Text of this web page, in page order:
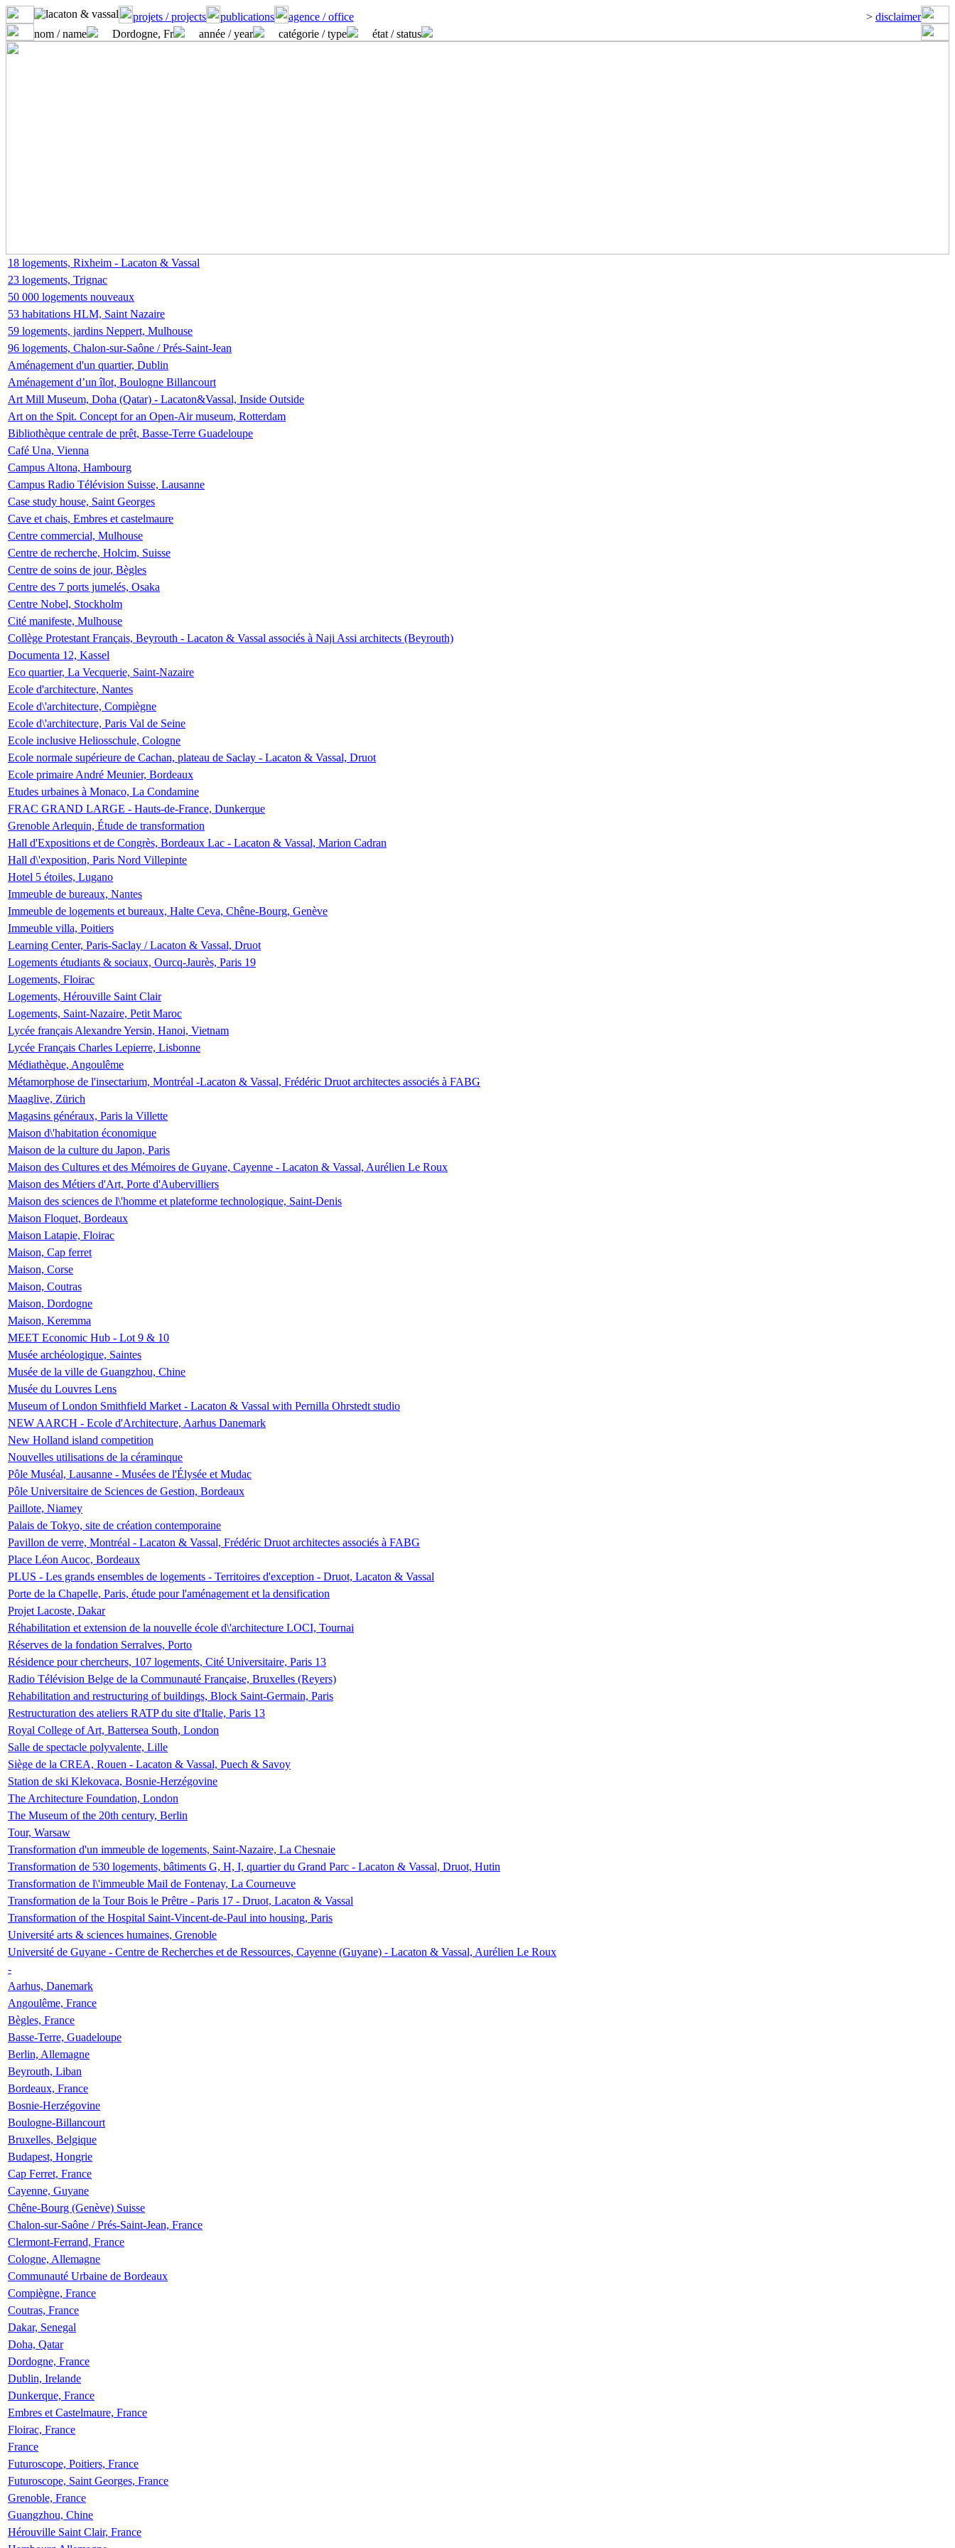
projets / projects publications agence / office > disclaimer
nom / name
Dordogne, Fr année / year catégorie / type état / status
18 logements, Rixheim - Lacaton & Vassal
23 logements, Trignac
50 000 logements nouveaux
53 habitations HLM, Saint Nazaire
59 logements, jardins Neppert, Mulhouse
96 logements, Chalon-sur-Saône / Prés-Saint-Jean
Aménagement d'un quartier, Dublin
Aménagement d’un îlot, Boulogne Billancourt
Art Mill Museum, Doha (Qatar) - Lacaton&Vassal, Inside Outside
Art on the Spit. Concept for an Open-Air museum, Rotterdam
Bibliothèque centrale de prêt, Basse-Terre Guadeloupe
Café Una, Vienna
Campus Altona, Hambourg
Campus Radio Télévision Suisse, Lausanne
Case study house, Saint Georges
Cave et chais, Embres et castelmaure
Centre commercial, Mulhouse
Centre de recherche, Holcim, Suisse
Centre de soins de jour, Bègles
Centre des 7 ports jumelés, Osaka
Centre Nobel, Stockholm
Cité manifeste, Mulhouse
Collège Protestant Français, Beyrouth - Lacaton & Vassal associés à Naji Assi architects (Beyrouth)
Documenta 12, Kassel
Eco quartier, La Vecquerie, Saint-Nazaire
Ecole d'architecture, Nantes
Ecole d\'architecture, Compiègne
Ecole d\'architecture, Paris Val de Seine
Ecole inclusive Heliosschule, Cologne
Ecole normale supérieure de Cachan, plateau de Saclay - Lacaton & Vassal, Druot
Ecole primaire André Meunier, Bordeaux
Etudes urbaines à Monaco, La Condamine
FRAC GRAND LARGE - Hauts-de-France, Dunkerque
Grenoble Arlequin, Étude de transformation
Hall d'Expositions et de Congrès, Bordeaux Lac - Lacaton & Vassal, Marion Cadran
Hall d\'exposition, Paris Nord Villepinte
Hotel 5 étoiles, Lugano
Immeuble de bureaux, Nantes
Immeuble de logements et bureaux, Halte Ceva, Chêne-Bourg, Genève
Immeuble villa, Poitiers
Learning Center, Paris-Saclay / Lacaton & Vassal, Druot
Logements étudiants & sociaux, Ourcq-Jaurès, Paris 19
Logements, Floirac
Logements, Hérouville Saint Clair
Logements, Saint-Nazaire, Petit Maroc
Lycée français Alexandre Yersin, Hanoi, Vietnam
Lycée Français Charles Lepierre, Lisbonne
Médiathèque, Angoulême
Métamorphose de l'insectarium, Montréal -Lacaton & Vassal, Frédéric Druot architectes associés à FABG
Maaglive, Zürich
Magasins généraux, Paris la Villette
Maison d\'habitation économique
Maison de la culture du Japon, Paris
Maison des Cultures et des Mémoires de Guyane, Cayenne - Lacaton & Vassal, Aurélien Le Roux
Maison des Métiers d'Art, Porte d'Aubervilliers
Maison des sciences de l\'homme et plateforme technologique, Saint-Denis
Maison Floquet, Bordeaux
Maison Latapie, Floirac
Maison, Cap ferret
Maison, Corse
Maison, Coutras
Maison, Dordogne
Maison, Keremma
MEET Economic Hub - Lot 9 & 10
Musée archéologique, Saintes
Musée de la ville de Guangzhou, Chine
Musée du Louvres Lens
Museum of London Smithfield Market - Lacaton & Vassal with Pernilla Ohrstedt studio
NEW AARCH - Ecole d'Architecture, Aarhus Danemark
New Holland island competition
Nouvelles utilisations de la céraminque
Pôle Muséal, Lausanne - Musées de l'Élysée et Mudac
Pôle Universitaire de Sciences de Gestion, Bordeaux
Paillote, Niamey
Palais de Tokyo, site de création contemporaine
Pavillon de verre, Montréal - Lacaton & Vassal, Frédéric Druot architectes associés à FABG
Place Léon Aucoc, Bordeaux
PLUS - Les grands ensembles de logements - Territoires d'exception - Druot, Lacaton & Vassal
Porte de la Chapelle, Paris, étude pour l'aménagement et la densification
Projet Lacoste, Dakar
Réhabilitation et extension de la nouvelle école d\'architecture LOCI, Tournai
Réserves de la fondation Serralves, Porto
Résidence pour chercheurs, 107 logements, Cité Universitaire, Paris 13
Radio Télévision Belge de la Communauté Française, Bruxelles (Reyers)
Rehabilitation and restructuring of buildings, Block Saint-Germain, Paris
Restructuration des ateliers RATP du site d'Italie, Paris 13
Royal College of Art, Battersea South, London
Salle de spectacle polyvalente, Lille
Siège de la CREA, Rouen - Lacaton & Vassal, Puech & Savoy
Station de ski Klekovaca, Bosnie-Herzégovine
The Architecture Foundation, London
The Museum of the 20th century, Berlin
Tour, Warsaw
Transformation d'un immeuble de logements, Saint-Nazaire, La Chesnaie
Transformation de 530 logements, bâtiments G, H, I, quartier du Grand Parc - Lacaton & Vassal, Druot, Hutin
Transformation de l\'immeuble Mail de Fontenay, La Courneuve
Transformation de la Tour Bois le Prêtre - Paris 17 - Druot, Lacaton & Vassal
Transformation of the Hospital Saint-Vincent-de-Paul into housing, Paris
Université arts & sciences humaines, Grenoble
Université de Guyane - Centre de Recherches et de Ressources, Cayenne (Guyane) - Lacaton & Vassal, Aurélien Le Roux
-
Aarhus, Danemark
Angoulême, France
Bègles, France
Basse-Terre, Guadeloupe
Berlin, Allemagne
Beyrouth, Liban
Bordeaux, France
Bosnie-Herzégovine
Boulogne-Billancourt
Bruxelles, Belgique
Budapest, Hongrie
Cap Ferret, France
Cayenne, Guyane
Chêne-Bourg (Genève) Suisse
Chalon-sur-Saône / Prés-Saint-Jean, France
Clermont-Ferrand, France
Cologne, Allemagne
Communauté Urbaine de Bordeaux
Compiègne, France
Coutras, France
Dakar, Senegal
Doha, Qatar
Dordogne, France
Dublin, Irelande
Dunkerque, France
Embres et Castelmaure, France
Floirac, France
France
Futuroscope, Poitiers, France
Futuroscope, Saint Georges, France
Grenoble, France
Guangzhou, Chine
Hérouville Saint Clair, France